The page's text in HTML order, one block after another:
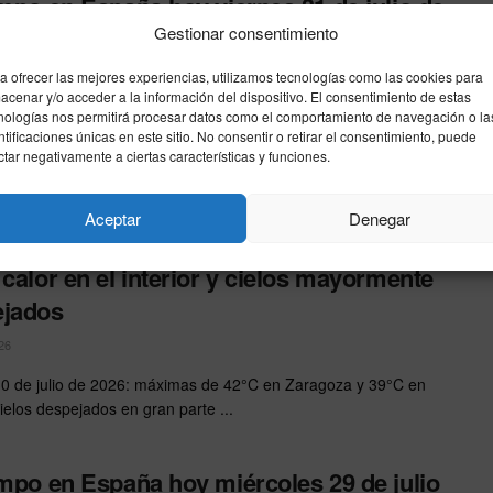
Gestionar consentimiento
ofrecer las mejores experiencias, utilizamos tecnologías como las cookies para
y/o acceder a la información del dispositivo. El consentimiento de estas
nos permitirá procesar datos como el comportamiento de navegación o
únicas en este sitio. No consentir o retirar el consentimiento, puede
negativamente a ciertas características y funciones.
Aceptar Denegar
en el interior y lluvias puntuales en
del tiempo en España este viernes 31 de julio: temperaturas
el interior, cielo variable y lluvias muy ...
en España hoy jueves 30 de julio de
en el interior y cielos mayormente
de julio de 2026: máximas de 42°C en Zaragoza y 39°C en
despejados en gran parte ...
en España hoy miércoles 29 de julio